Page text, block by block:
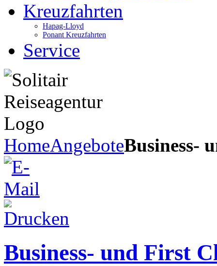
Kreuzfahrten
Hapag-Lloyd
Ponant Kreuzfahrten
Service
HomeAngeboteBusiness-
Business- und First